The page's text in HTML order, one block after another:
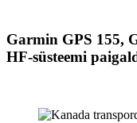
Garmin GPS 155,
HF-süsteemi